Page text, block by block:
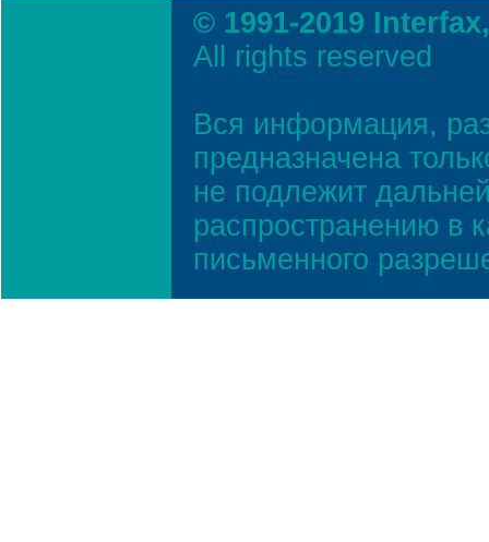
© 1991-2019
All rights reserved
Вся информация,
предназначена
не подлежит
распространению в
письменного